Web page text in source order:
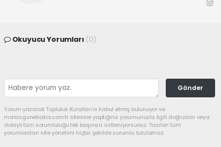
Okuyucu Yorumları (0)
Gönder
Yorum yazarak Topluluk Kuralları’nı kabul etmiş bulunuyor ve
marasgunebakis.com.tr sitesine yaptığınız yorumunuzla ilgili doğrudan veya
dolaylı tüm sorumluluğu tek başınıza üstleniyorsunuz. Yazılan tüm
yorumlardan site yönetimi hiçbir şekilde sorumlu tutulamaz.